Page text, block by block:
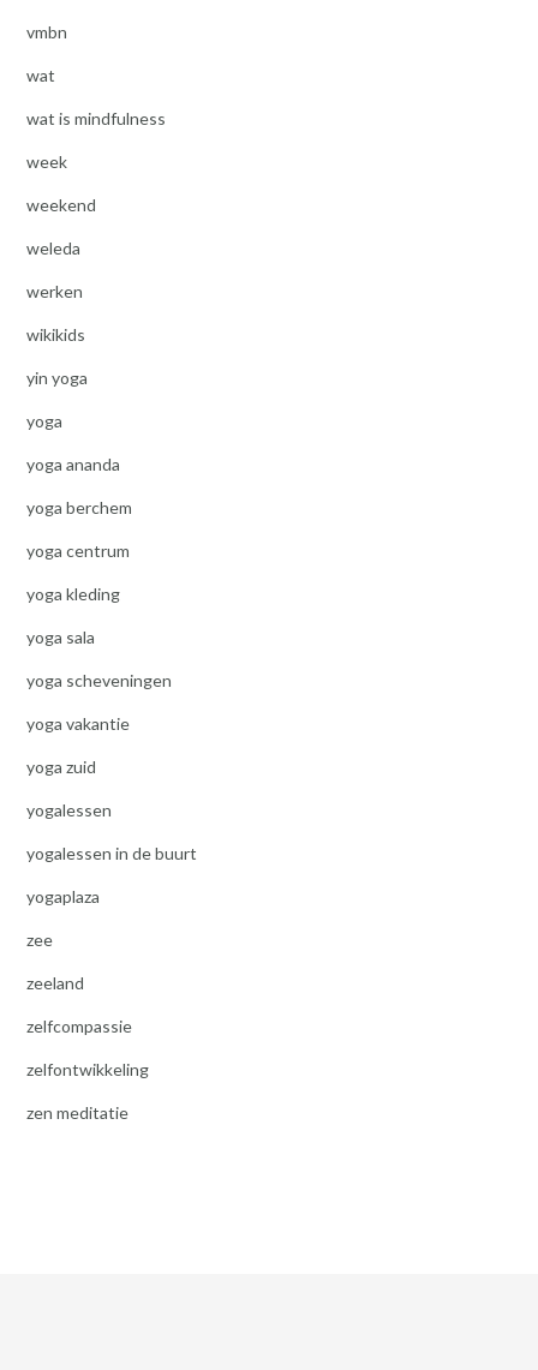
vmbn
wat
wat is mindfulness
week
weekend
weleda
werken
wikikids
yin yoga
yoga
yoga ananda
yoga berchem
yoga centrum
yoga kleding
yoga sala
yoga scheveningen
yoga vakantie
yoga zuid
yogalessen
yogalessen in de buurt
yogaplaza
zee
zeeland
zelfcompassie
zelfontwikkeling
zen meditatie